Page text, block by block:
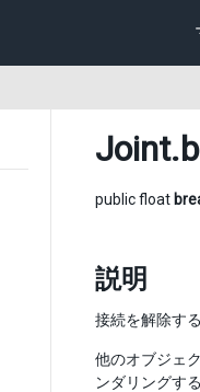
Joint
public float
説明
接続を解除す
他のオブジェ
ンダリングす